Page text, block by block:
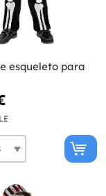
esqueleto para